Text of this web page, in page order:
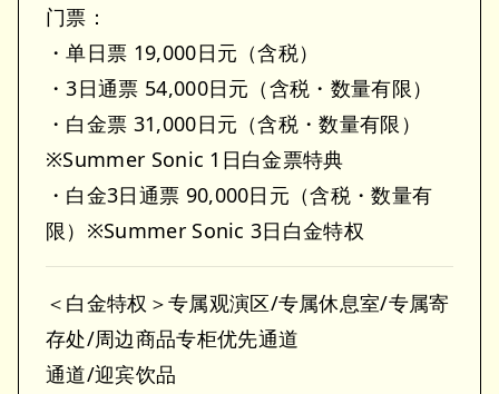
门票：
・单日票 19,000日元（含税）
・3日通票 54,000日元（含税・数量有限）
・白金票 31,000日元（含税・数量有限）
※Summer Sonic 1日白金票特典
・白金3日通票 90,000日元（含税・数量有
限）※Summer Sonic 3日白金特权
＜白金特权＞专属观演区/专属休息室/专属寄
存处/周边商品专柜优先通道
通道/迎宾饮品